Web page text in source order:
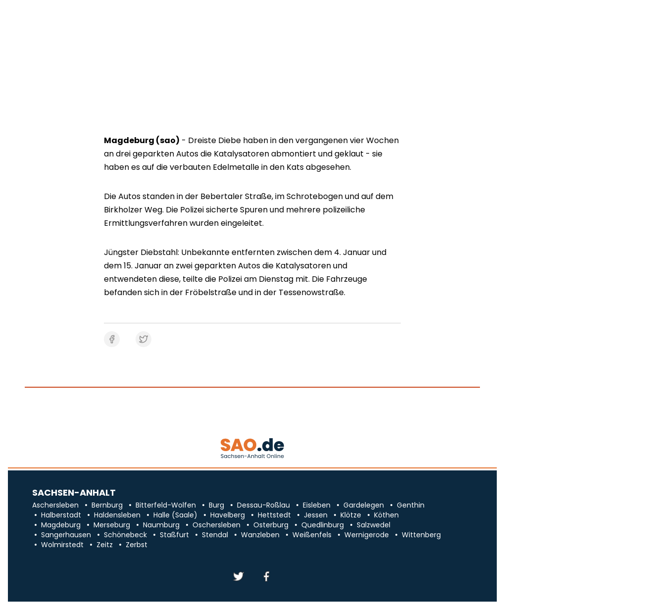
Magdeburg (sao) - Dreiste Diebe haben in den vergangenen vier Wochen
an drei geparkten Autos die Katalysatoren abmontiert und geklaut - sie
haben es auf die verbauten Edelmetalle in den Kats abgesehen.
Die Autos standen in der Bebertaler Straße, im Schrotebogen und auf dem
Birkholzer Weg. Die Polizei sicherte Spuren und mehrere polizeiliche
Ermittlungsverfahren wurden eingeleitet.
Jüngster Diebstahl: Unbekannte entfernten zwischen dem 4. Januar und
dem 15. Januar an zwei geparkten Autos die Katalysatoren und
entwendeten diese, teilte die Polizei am Dienstag mit. Die Fahrzeuge
befanden sich in der Fröbelstraße und in der Tessenowstraße.
SACHSEN-ANHALT
Aschersleben Bernburg Bitterfeld-Wolfen Burg Dessau-Roßlau Eisleben Gardelegen
Genthin
Halberstadt
Haldensleben Halle (Saale) Havelberg Hettstedt Jessen Klötze
Köthen
Magdeburg
Merseburg Naumburg Oschersleben Osterburg Quedlinburg
Salzwedel
Sangerhausen
Schönebeck Staßfurt Stendal Wanzleben Weißenfels Wernigerode
Wittenberg
Wolmirstedt
Zeitz Zerbst